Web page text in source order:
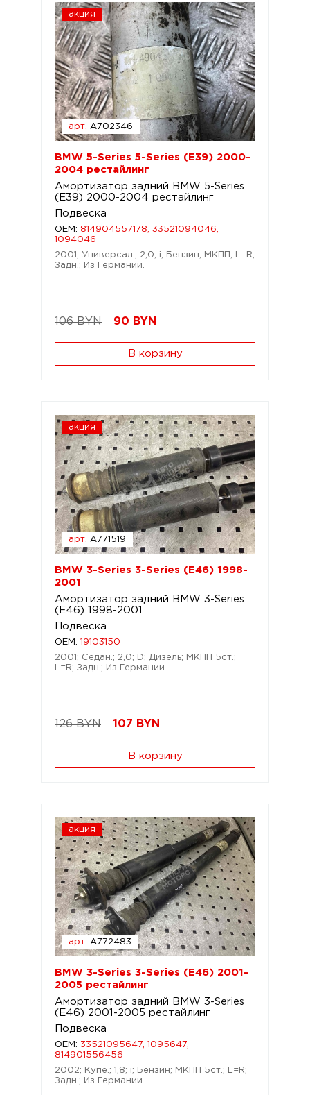
акция
арт. A702346
BMW 5-Series 5-Series (E39) 2000-
2004 рестайлинг
Амортизатор задний BMW 5-Series
(E39) 2000-2004 рестайлинг
Подвеска
OEM: 814904557178, 33521094046,
1094046
2001; Универсал.; 2,0; i; Бензин; МКПП; L=R;
Задн.; Из Германии.
106 BYN 90 BYN
В корзину
акция
арт. A771519
BMW 3-Series 3-Series (E46) 1998-
2001
Амортизатор задний BMW 3-Series
(E46) 1998-2001
Подвеска
OEM: 19103150
2001; Седан.; 2,0; D; Дизель; МКПП 5ст.;
L=R; Задн.; Из Германии.
126 BYN 107 BYN
В корзину
акция
арт. A772483
BMW 3-Series 3-Series (E46) 2001-
2005 рестайлинг
Амортизатор задний BMW 3-Series
(E46) 2001-2005 рестайлинг
Подвеска
OEM: 33521095647, 1095647,
814901556456
2002; Купе.; 1,8; i; Бензин; МКПП 5ст.; L=R;
Задн.; Из Германии.